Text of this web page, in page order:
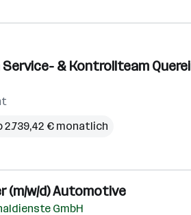
& Kontrollteam
2.739,42 € monatlich
(m/w/d) Automotive
GmbH